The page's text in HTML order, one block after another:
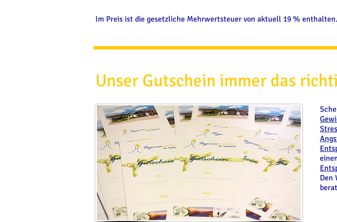
Im Preis ist die gesetzliche Mehrwertsteuer von aktuell 19 % enthalten.
Unser Gutschein immer das
Den